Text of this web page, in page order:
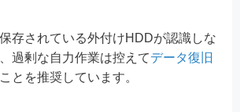
存されている外付けHDDが認識しな
過剰な自力作業は控えてデータ復旧
とを推奨しています。